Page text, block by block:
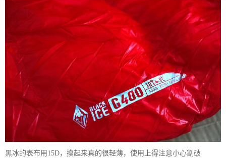
黑冰的表布用15D，摸起来真的很轻薄，使用上得注意小心割破